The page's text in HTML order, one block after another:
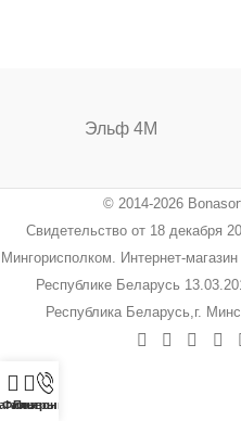
Эльф 4М
© 2014-2026
Свидетельство от 18 декабря
Мингорисполком. Интернет-
Республике Беларусь
Республика Беларусь,г.
Фильтры
Позвонить